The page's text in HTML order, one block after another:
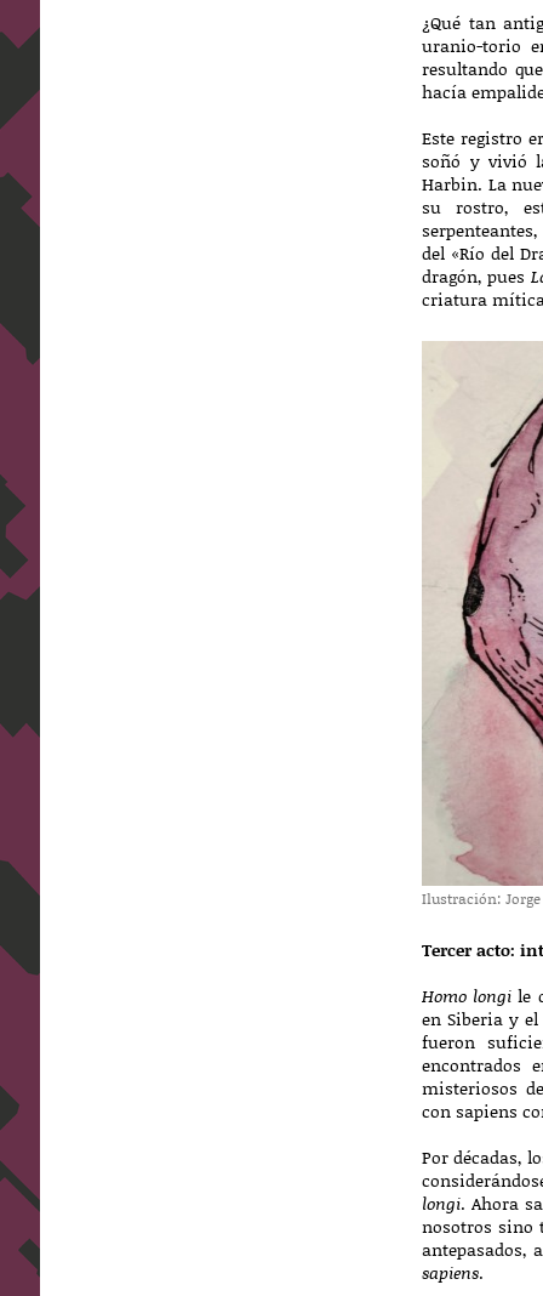
¿Qué tan
uranio-torio
resultando
hacía
Este registro
soñó y vivió
Harbin. La
su rostro,
del «Río del
dragón, pues
criatura
Ilustración:
Tercer acto:
Homo longi le
en Siberia y
fueron
encontrados
misteriosos
con sapiens
Por décadas,
longi. Ahora
nosotros sino
antepasados,
sapiens.